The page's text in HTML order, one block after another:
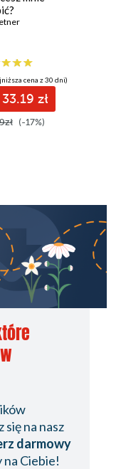
cena z 30 dni)
33.19 zł
(-17%)
się na nasz
darmowy
na Ciebie!